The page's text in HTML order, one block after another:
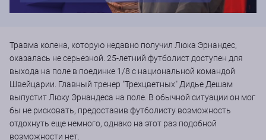
Травма колена, которую недавно получил Люка Эрнандес,
оказалась не серьезной. 25-летний футболист доступен для
выхода на поле в поединке 1/8 с национальной командой
Швейцарии. Главный тренер "Трехцветных" Дидье Дешам
выпустит Люку Эрнандеса на поле. В обычной ситуации он мог
бы не рисковать, предоставив футболисту возможность
отдохнуть еще немного, однако на этот раз подобной
возможности нет.